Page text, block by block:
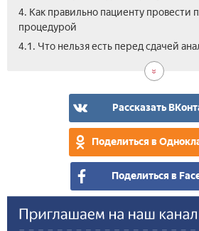
4. Как правильно пациенту провести
процедурой
4.1. Что нельзя есть перед сдачей
Рассказать
Поделиться в
Поделиться в